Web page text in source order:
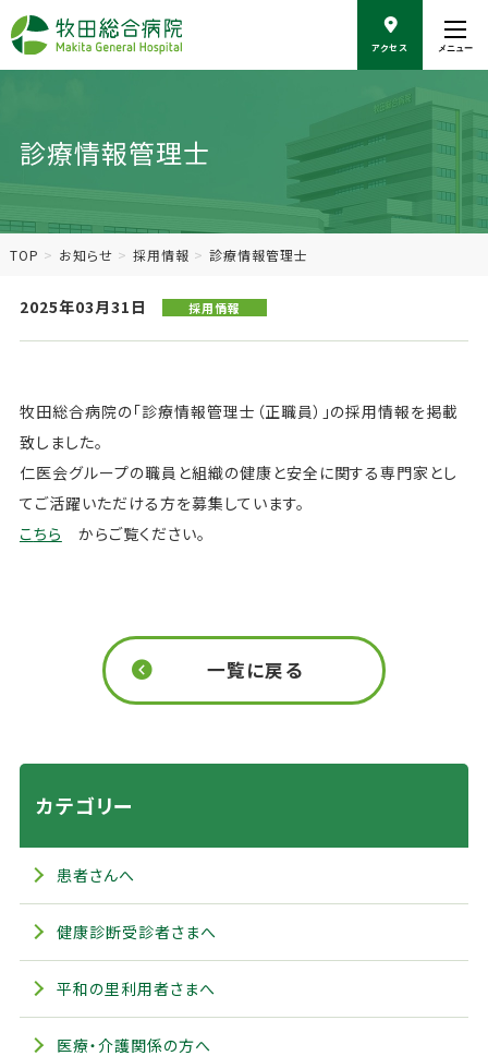
動
アクセス メニュー
診療情報管理士
TOP お知らせ 採用情報 診療情報管理士
2025年03月31日 採用情報
牧田総合病院の「診療情報管理士（正職員）」の採用情報を掲載
致しました。
仁医会グループの職員と組織の健康と安全に関する専門家とし
てご活躍いただける方を募集しています。
こちら からご覧ください。
一覧に戻る
カテゴリー
患者さんへ
健康診断受診者さまへ
平和の里利用者さまへ
医療・介護関係の方へ